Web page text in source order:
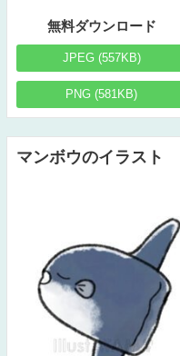
無料ダウンロード
JPEG (557KB)
PNG (581KB)
マンボウのイラスト